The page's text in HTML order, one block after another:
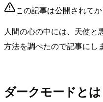
この記事は公開されて
人間の心の中には、天使と
方法を調べたので記事にし
ダークモードとは